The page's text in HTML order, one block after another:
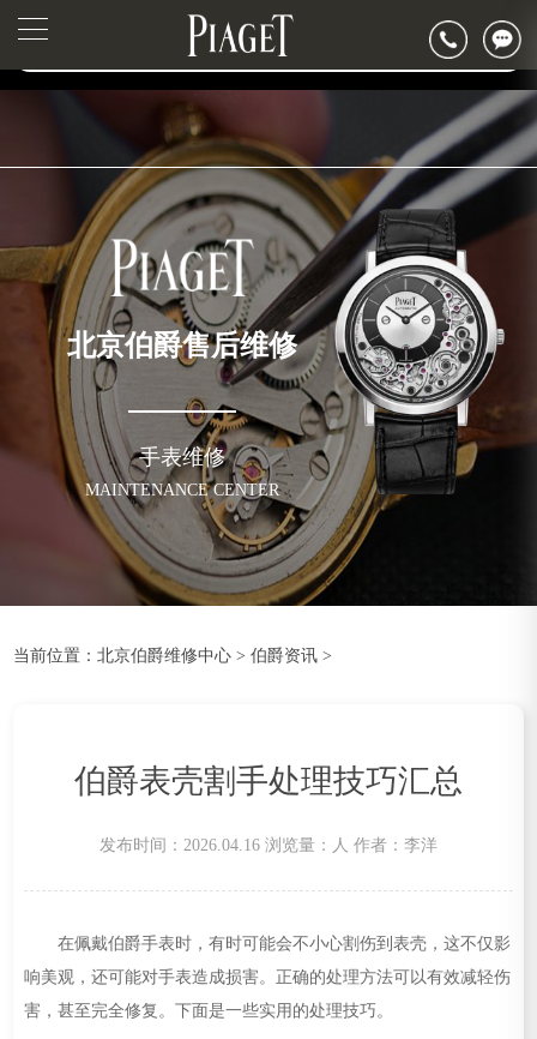
▲
▼
2026年6月伯爵北京市售后服务网络优化升级公告
2026年6月北京市伯爵官方售后客户服务热线：400-882-0752
2026年6月伯爵售后服务中心最新网点地址：
北京市东城区东长安街1号东方广场写字楼W3座6层602室（需提前预约）
北京市朝阳区建国门外大街甲6号华熙国际中心写字楼D座11层1102室（需提前预约）
北京市朝阳区建国门外大街甲6号华熙国际中心D座11层1102室伯爵售后服务中心（需提前预约）
节假日正常营业！
北京伯爵售后维修
手表维修
MAINTENANCE CENTER
当前位置：北京伯爵维修中心 >伯爵资讯 >
伯爵表壳割手处理技巧汇总
发布时间：2026.04.16 浏览量： 人 作者：李洋
在佩戴伯爵手表时，有时可能会不小心割伤到表壳，这不仅影
响美观，还可能对手表造成损害。正确的处理方法可以有效减轻伤
害，甚至完全修复。下面是一些实用的处理技巧。